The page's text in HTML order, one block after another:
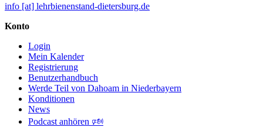
info [at] lehrbienenstand-dietersburg.de
Konto
Login
Mein Kalender
Registrierung
Benutzerhandbuch
Werde Teil von Dahoam in Niederbayern
Konditionen
News
Podcast anhören 🕬